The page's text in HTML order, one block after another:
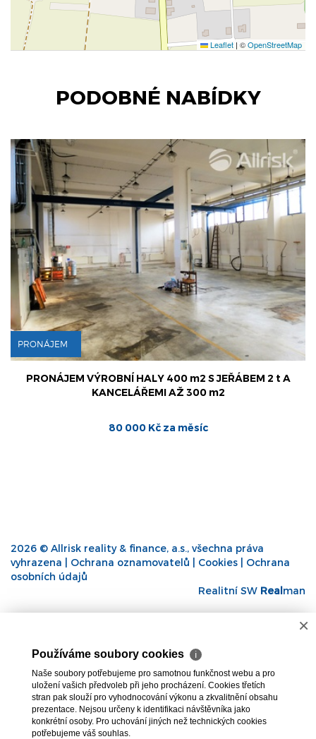
Leaflet | ©OpenStreetMap
PODOBNÉ NABÍDKY
PRONÁJEM
PRONÁJEM VÝROBNÍ HALY 400 m2 S JEŘÁBEM 2 t A
KANCELÁŘEMI AŽ 300 m2
80 000 Kč za měsíc
2026 © Allrisk reality & finance, a.s., všechna práva
vyhrazena | Ochrana oznamovatelů Cookies
Ochrana
osobních údajů
Realitní SW Realman
×
Používáme soubory cookies ℹ
Naše soubory potřebujeme pro samotnou funkčnost webu a pro
uložení vašich předvoleb při jeho procházení. Cookies třetích
stran pak slouží pro vyhodnocování výkonu a zkvalitnění obsahu
prezentace. Nejsou určeny k identifikaci návštěvníka jako
konkrétní osoby. Pro uchování jiných než technických cookies
potřebujeme váš souhlas.